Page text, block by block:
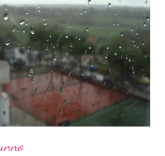
una bellissima carta dei diritti dei
diritti/diritti.htm ) che
Questa cosa mi fa tanta rabbia e